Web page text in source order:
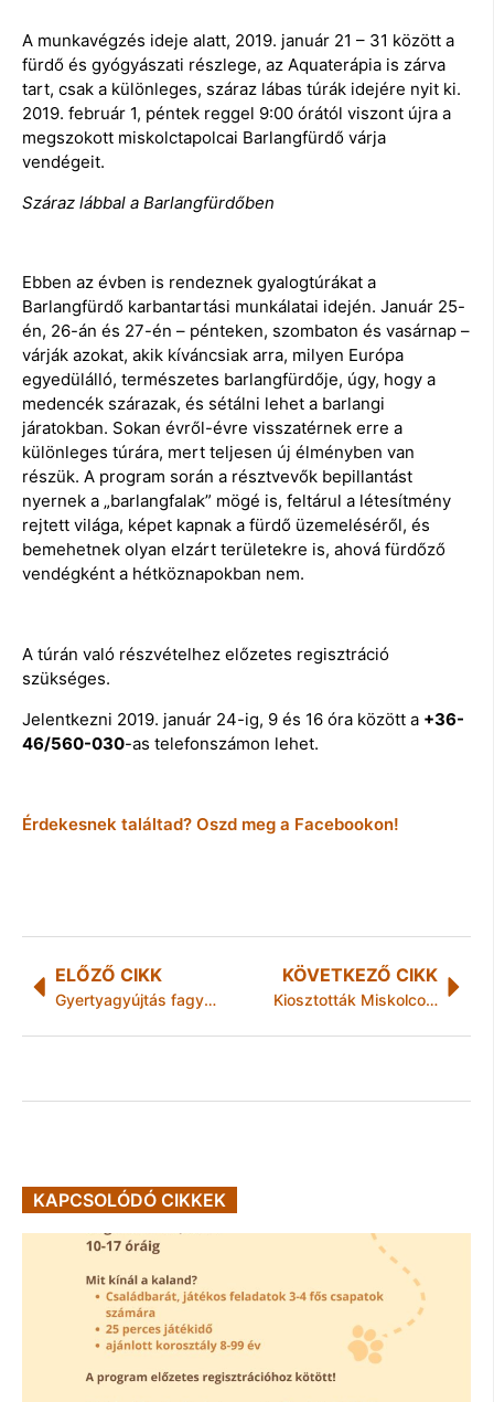
A munkavégzés ideje alatt, 2019. január 21 – 31 között a
fürdő és gyógyászati részlege, az Aquaterápia is zárva
tart, csak a különleges, száraz lábas túrák idejére nyit ki.
2019. február 1, péntek reggel 9:00 órától viszont újra a
megszokott miskolctapolcai Barlangfürdő várja
vendégeit.
Száraz lábbal a Barlangfürdőben
Ebben az évben is rendeznek gyalogtúrákat a
Barlangfürdő karbantartási munkálatai idején. Január 25-
én, 26-án és 27-én – pénteken, szombaton és vasárnap –
várják azokat, akik kíváncsiak arra, milyen Európa
egyedülálló, természetes barlangfürdője, úgy, hogy a
medencék szárazak, és sétálni lehet a barlangi
járatokban. Sokan évről-évre visszatérnek erre a
különleges túrára, mert teljesen új élményben van
részük. A program során a résztvevők bepillantást
nyernek a „barlangfalak” mögé is, feltárul a létesítmény
rejtett világa, képet kapnak a fürdő üzemeléséről, és
bemehetnek olyan elzárt területekre is, ahová fürdőző
vendégként a hétköznapokban nem.
A túrán való részvételhez előzetes regisztráció
szükséges.
Jelentkezni 2019. január 24-ig, 9 és 16 óra között a +36-
46/560-030-as telefonszámon lehet.
Érdekesnek találtad? Oszd meg a Facebookon!
ELŐZŐ CIKK
Gyertyagyújtás fagyhalált halt embertársaink emlékére
KÖVETKEZŐ CIKK
Kiosztották Miskolcon és Detken a Momentum ajándékcsomagjait és szánkóit
KAPCSOLÓDÓ CIKKEK